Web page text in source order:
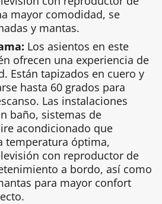
mayor comodidad, se
y mantas.
Los asientos en este
ofrecen una experiencia de
Están tapizados en cuero y
hasta 60 grados para
Las instalaciones
baño, sistemas de
acondicionado que
temperatura óptima,
con reproductor de
a bordo, así como
para mayor confort